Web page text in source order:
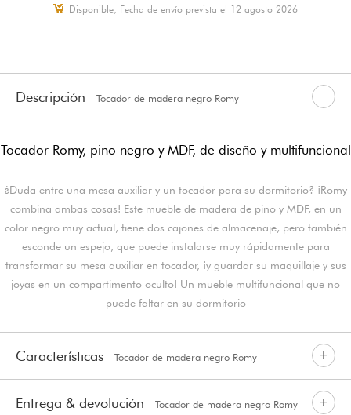
Disponible, Fecha de envío prevista el 12 agosto 2026
Descripción - Tocador de madera negro Romy
Tocador Romy, pino negro y MDF, de diseño y multifuncional
¿Duda entre una mesa auxiliar y un tocador para su dormitorio? ¡Romy
combina ambas cosas! Este mueble de madera de pino y MDF, en un
color negro muy actual, tiene dos cajones de almacenaje, pero también
esconde un espejo, que puede instalarse muy rápidamente para
transformar su mesa auxiliar en tocador, ¡y guardar su maquillaje y sus
joyas en un compartimento oculto! Un mueble multifuncional que no
puede faltar en su dormitorio
Características - Tocador de madera negro Romy
Entrega & devolución - Tocador de madera negro Romy